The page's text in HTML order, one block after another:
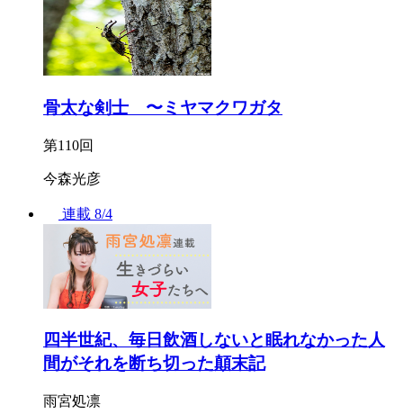
骨太な剣士 〜ミヤマクワガタ
第110回
今森光彦
連載 8/4
四半世紀、毎日飲酒しないと眠れなかった人
間がそれを断ち切った顛末記
雨宮処凛